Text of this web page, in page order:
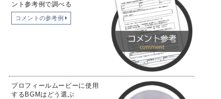
ント参考例で調べる
コメントの参考例
プロフィールムービーに使用
するBGMはどう選ぶ